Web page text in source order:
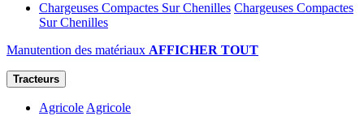
Chargeuses Compactes Sur Chenilles Chargeuses Compactes
Sur Chenilles
Manutention des matériaux AFFICHER TOUT
Tracteurs
Agricole Agricole